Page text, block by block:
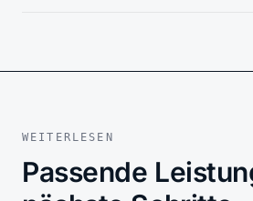
WEITERLESEN
Passende